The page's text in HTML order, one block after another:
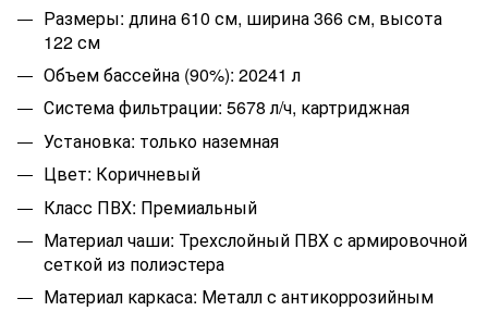
Размеры: длина 610 см, ширина 366 см, высота
122 см
Объем бассейна (90%): 20241 л
Система фильтрации: 5678 л/ч, картриджная
Установка: только наземная
Цвет: Коричневый
Класс ПВХ: Премиальный
Материал чаши: Трехслойный ПВХ с армировочной
сеткой из полиэстера
Материал каркаса: Металл с антикоррозийным